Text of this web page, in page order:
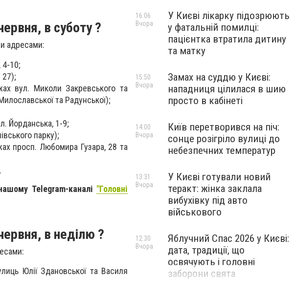
в суботу ?
адресами:
4-10;
27);
вул. Миколи Закревського та
та Радунської);
Йорданська, 1-9;
парку);
просп. Любомира Гузара, 28 та
Telegram-каналі "Головні
в неділю ?
Юлії Здановської та Василя
У Києві лікарку підозрюють
у фатальній помилці:
пацієнтка втратила дитину
та матку
16:06
Вчора
Замах на суддю у Києві:
нападниця цілилася в шию
просто в кабінеті
15:50
Вчора
Київ перетворився на піч:
сонце розігріло вулиці до
небезпечних температур
14:00
Вчора
У Києві готували новий
теракт: жінка заклала
вибухівку під авто
військового
13:31
Вчора
Яблучний Спас 2026 у Києві:
дата, традиції, що
освячують і головні
заборони свята
12:30
Вчора